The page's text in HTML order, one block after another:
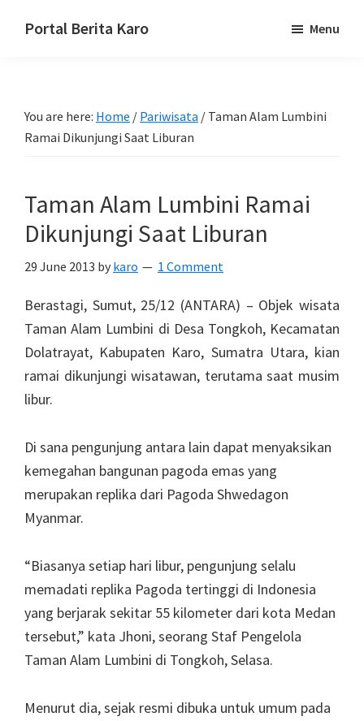
Portal Berita Karo
Karo,
sejarah
Menu
You are here: Home / Pariwisata / Taman Alam Lumbini
Ramai Dikunjungi Saat Liburan
Taman Alam Lumbini Ramai
Dikunjungi Saat Liburan
29 June 2013 by karo 1 Comment
Berastagi, Sumut, 25/12 (ANTARA) – Objek wisata
Taman Alam Lumbini di Desa Tongkoh, Kecamatan
Dolatrayat, Kabupaten Karo, Sumatra Utara, kian
ramai dikunjungi wisatawan, terutama saat musim
libur.
Di sana pengunjung antara lain dapat menyaksikan
kemegahan bangunan pagoda emas yang
merupakan replika dari Pagoda Shwedagon
Myanmar.
“Biasanya setiap hari libur, pengunjung selalu
memadati replika Pagoda tertinggi di Indonesia
yang berjarak sekitar 55 kilometer dari kota Medan
tersebut,” kata Jhoni, seorang Staf Pengelola
Taman Alam Lumbini di Tongkoh, Selasa.
Menurut dia, sejak resmi dibuka untuk umum pada